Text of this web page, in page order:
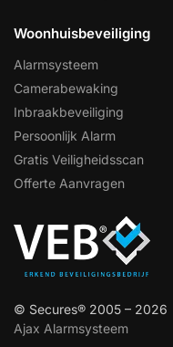
Woonhuisbeveiliging
Alarmsysteem
Camerabewaking
Inbraakbeveiliging
Persoonlijk Alarm
Gratis Veiligheidsscan
Offerte Aanvragen
© Secures® 2005 – 2026
Ajax Alarmsysteem